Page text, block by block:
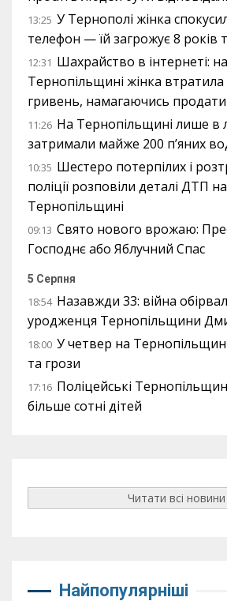
13:25 У Тернополі жінка
телефон — їй загрожує 8 років
12:31 Шахрайство в інтернеті: на
Тернопільщині жінка втратила
гривень, намагаючись продати
11:26 На Тернопільщині лише в
затримали майже 200 п’яних
10:35 Шестеро потерпілих і
поліції розповіли деталі ДТП на
Тернопільщині
09:13 Свято нового врожаю:
Господнє або Яблучний Спас
5 Серпня
18:54 Назавжди 33: війна
уродженця Тернопільщини
18:00 У четвер на
та грози
17:16 Поліцейські
більше сотні дітей
Читати всі новини
Найпопулярніші